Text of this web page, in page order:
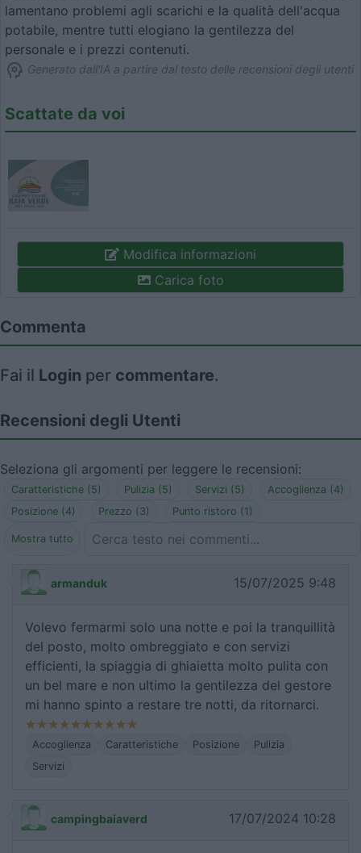
lamentano problemi agli scarichi e la qualità dell'acqua
potabile, mentre tutti elogiano la gentilezza del
personale e i prezzi contenuti.
Generato dall'IA a partire dal testo delle recensioni degli utenti
Scattate da voi
Modifica informazioni
Carica foto
Commenta
Fai il Login per commentare.
Recensioni degli Utenti
Seleziona gli argomenti per leggere le recensioni:
Caratteristiche (5) Pulizia (5) Servizi (5)
Accoglienza (4)
Posizione (4)
Prezzo (3) Punto ristoro (1)
Mostra tutto
armanduk 15/07/2025 9:48
Volevo fermarmi solo una notte e poi la tranquillità
del posto, molto ombreggiato e con servizi
efficienti, la spiaggia di ghiaietta molto pulita con
un bel mare e non ultimo la gentilezza del gestore
mi hanno spinto a restare tre notti, da ritornarci.
Accoglienza Caratteristiche Posizione
Pulizia
Servizi
campingbaiaverd 17/07/2024 10:28